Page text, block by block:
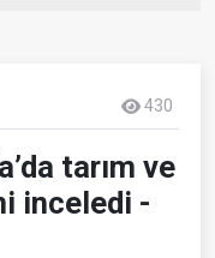
430
tarım ve
inceledi -